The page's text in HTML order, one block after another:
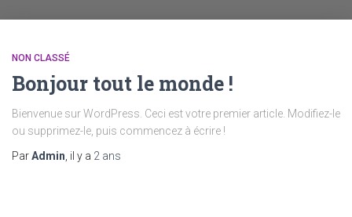
NON CLASSÉ
Bonjour tout le monde !
Bienvenue sur WordPress. Ceci est votre premier article. Modifiez-le
ou supprimez-le, puis commencez à écrire !
ParAdmin , il y a 2 ans